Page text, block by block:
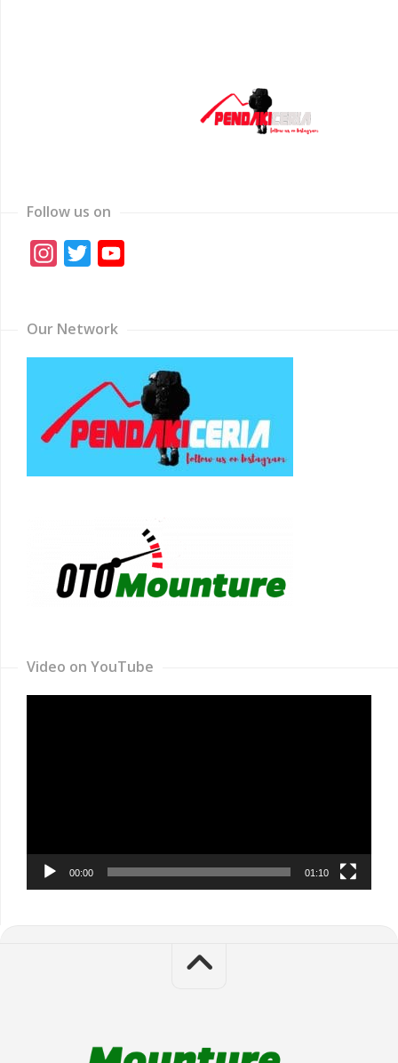
Follow us on
Instagram
Twitter
Our Network
Video on YouTube
00:00 01:10